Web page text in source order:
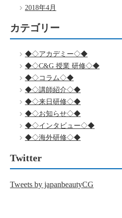
2018年4月
カテゴリー
◆◇アカデミー◇◆
◆◇C&G 授業 研修◇◆
◆◇コラム◇◆
◆◇講師紹介◇◆
◆◇来日研修◇◆
◆◇お知らせ◇◆
◆◇インタビュー◇◆
◆◇海外研修◇◆
Twitter
Tweets by japanbeautyCG